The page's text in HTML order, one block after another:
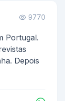
9770
Portugal.
Depois